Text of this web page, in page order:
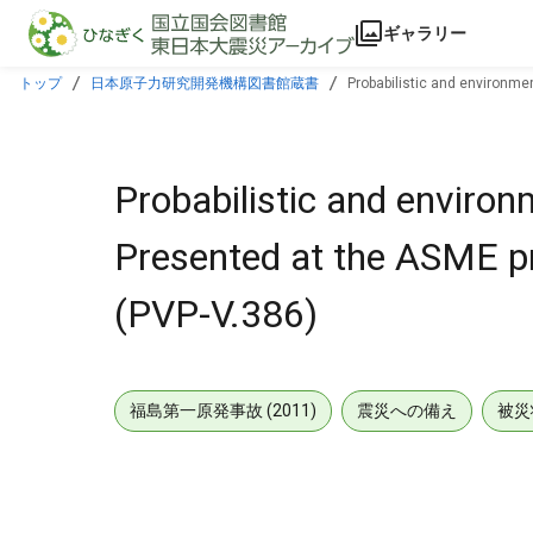
本文に飛ぶ
ギャラリー
トップ 日本原子力研究開発機構図書館蔵書 Probabilistic and
Probabilistic and
Presented at the ASME
(PVP-V.386)
福島第一原発事故 (2011) 震災への備え 被災